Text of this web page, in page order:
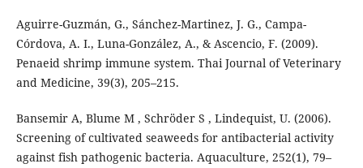
Aguirre-Guzmán, G., Sánchez-Martinez, J. G., Campa-
Córdova, A. I., Luna-González, A., & Ascencio, F. (2009).
Penaeid shrimp immune system. Thai Journal of Veterinary
and Medicine, 39(3), 205–215.
Bansemir A, Blume M , Schröder S , Lindequist, U. (2006).
Screening of cultivated seaweeds for antibacterial activity
against fish pathogenic bacteria. Aquaculture, 252(1), 79–